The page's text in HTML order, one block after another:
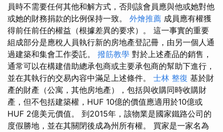
員時不需要任何其他和解方式，否則該會員應與他或她對他
或她的財務捐款的比例保持一致。 外燴推薦 成員應有權獲
得前任前任的權益（根據差異的要求）。 這一事實的重要
組成部分是應稅人員執行新的房地產登記冊，由另一個人通
過建築和集會工作委託。 撥筋教學 對於上述產品的銷售，
通常可以在構建借助總承包商或主要承包商的幫助下進行，
並在其執行的交易內容中滿足上述條件。 士林 整復 基於財
產的財產（公寓，其他房地產），包括與收購同時收購財
產，但不包括建築權，HUF 10億的價值應適用於10億或
HUF 2億美元價值。 到2015年，該物業是國家鐵路公司的
度假勝地，並在其關閉後成為州所有權。 買家是一家名為